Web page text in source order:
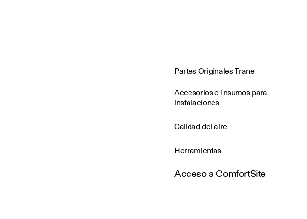
Partes Originales Trane
Accesorios e Insumos para
instalaciones
Calidad del aire
Herramientas
Acceso a ComfortSite